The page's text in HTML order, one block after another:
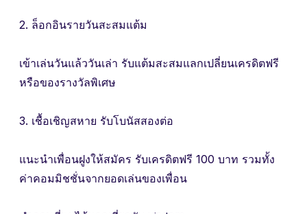
2. ล็อกอินรายวันสะสมแต้ม
เข้าเล่นวันแล้ววันเล่า รับแต้มสะสมแลกเปลี่ยนเครดิตฟรี
หรือของรางวัลพิเศษ
3. เชื้อเชิญสหาย รับโบนัสสองต่อ
แนะนำเพื่อนฝูงให้สมัคร รับเครดิตฟรี 100 บาท รวมทั้ง
ค่าคอมมิชชั่นจากยอดเล่นของเพื่อน